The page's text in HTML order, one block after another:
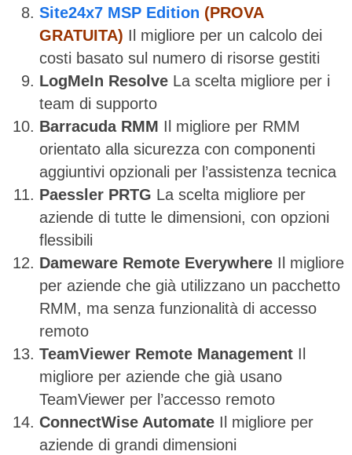
Site24x7 MSP Edition (PROVA
GRATUITA) Il migliore per un calcolo dei
costi basato sul numero di risorse gestiti
LogMeIn Resolve La scelta migliore per i
team di supporto
Barracuda RMM Il migliore per RMM
orientato alla sicurezza con componenti
aggiuntivi opzionali per l’assistenza tecnica
Paessler PRTG La scelta migliore per
aziende di tutte le dimensioni, con opzioni
flessibili
Dameware Remote Everywhere Il migliore
per aziende che già utilizzano un pacchetto
RMM, ma senza funzionalità di accesso
remoto
TeamViewer Remote Management Il
migliore per aziende che già usano
TeamViewer per l’accesso remoto
ConnectWise Automate Il migliore per
aziende di grandi dimensioni